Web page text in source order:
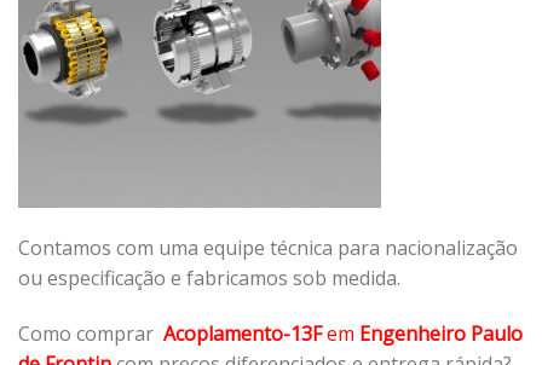
Contamos com uma equipe técnica para nacionalização
ou especificação e fabricamos sob medida.
Como comprar Acoplamento-13Fem Engenheiro Paulo